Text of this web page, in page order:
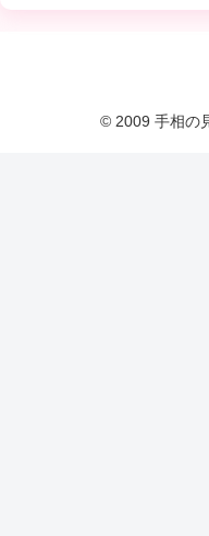
© 2009 手相の